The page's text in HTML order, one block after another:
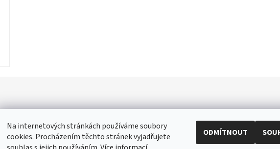
Partneři | Toaletní papír | Ubrousky | Práce na doma Swarovski šperky |
Na internetových stránkách používáme soubory
cookies. Procházením těchto stránek vyjadřujete
ODMÍTNOUT